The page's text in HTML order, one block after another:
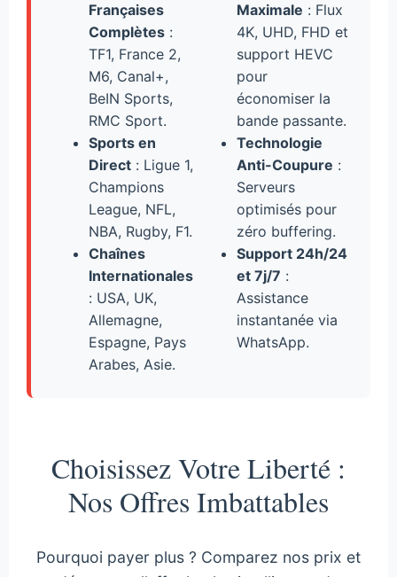
Françaises
Complètes :
TF1, France 2,
M6, Canal+,
BeIN Sports,
RMC Sport.
Sports en
Direct : Ligue 1,
Champions
League, NFL,
NBA, Rugby, F1.
Chaînes
Internationales
: USA, UK,
Allemagne,
Espagne, Pays
Arabes, Asie.
Maximale : Flux
4K, UHD, FHD et
support HEVC
pour
économiser la
bande passante.
Technologie
Anti-Coupure :
Serveurs
optimisés pour
zéro buffering.
Support 24h/24
et 7j/7 :
Assistance
instantanée via
WhatsApp.
Choisissez Votre Liberté :
Nos Offres Imbattables
Pourquoi payer plus ? Comparez nos prix et